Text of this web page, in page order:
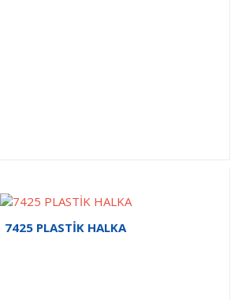
7425 PLASTİK HALKA